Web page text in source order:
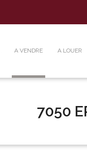
A VENDRE A LOUER
7050